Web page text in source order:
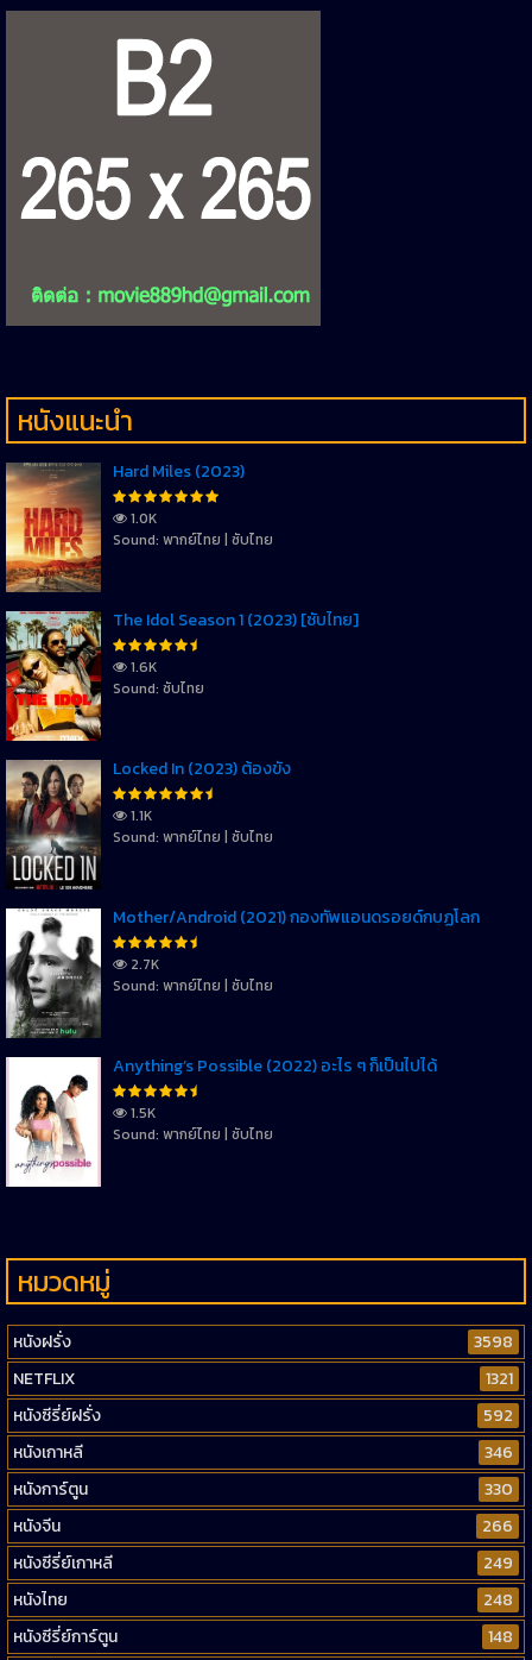
หนังแนะนำ
Hard Miles (2023)
1.0K
Sound: พากย์ไทย | ซับไทย
The Idol Season 1 (2023) [ซับไทย]
1.6K
Sound: ซับไทย
Locked In (2023) ต้องขัง
1.1K
Sound: พากย์ไทย | ซับไทย
Mother/Android (2021) กองทัพแอนดรอยด์กบฏโลก
2.7K
Sound: พากย์ไทย | ซับไทย
Anything’s Possible (2022) อะไร ๆ ก็เป็นไปได้
1.5K
Sound: พากย์ไทย | ซับไทย
หมวดหมู่
หนังฝรั่ง
3598
NETFLIX
1321
หนังซีรี่ย์ฝรั่ง
592
หนังเกาหลี
346
หนังการ์ตูน
330
หนังจีน
266
หนังซีรี่ย์เกาหลี
249
หนังไทย
248
หนังซีรี่ย์การ์ตูน
148